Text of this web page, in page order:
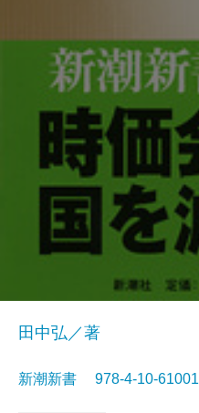
田中弘／著
新潮新書 978-4-10-